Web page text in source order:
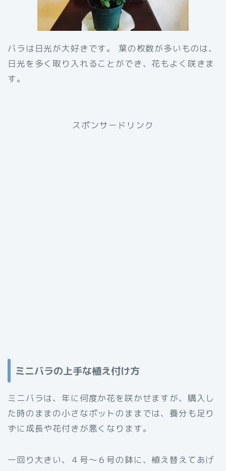
バラは日光が大好きです。 葉の枚数が多いものは、
日光を多く取り入れることができ、花もよく咲きま
す。
スポンサードリンク
ミニバラの上手な植え付け方
ミニバラは、年に何度か花を咲かせますが、購入し
た時のままの小さなポットのままでは、養分も足り
ずに成長や花付きが悪くなります。
一回り大きい、４号〜６号の鉢に、植え替えてあげ